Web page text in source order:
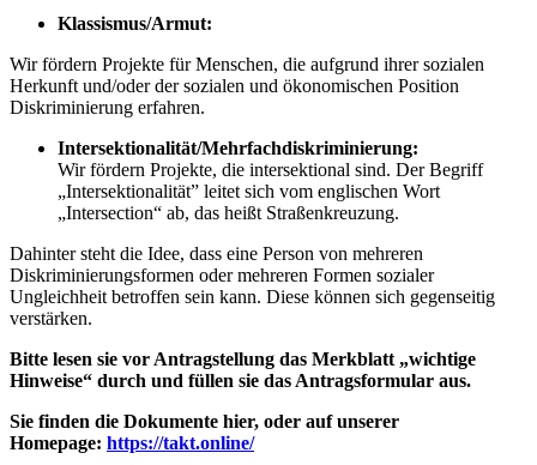
Klassismus/Armut:
Wir fördern Projekte für Menschen, die aufgrund ihrer sozialen
Herkunft und/oder der sozialen und ökonomischen Position
Diskriminierung erfahren.
Intersektionalität/Mehrfachdiskriminierung:
Wir fördern Projekte, die intersektional sind. Der Begriff
„Intersektionalität” leitet sich vom englischen Wort
„Intersection“ ab, das heißt Straßenkreuzung.
Dahinter steht die Idee, dass eine Person von mehreren
Diskriminierungsformen oder mehreren Formen sozialer
Ungleichheit betroffen sein kann. Diese können sich gegenseitig
verstärken.
Bitte lesen sie vor Antragstellung das Merkblatt „wichtige
Hinweise“ durch und füllen sie das Antragsformular aus.
Sie finden die Dokumente hier, oder auf unserer
Homepage: https://takt.online/